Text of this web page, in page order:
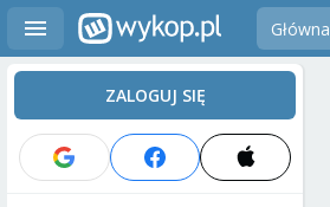
Główna
ZALOGUJ SIĘ